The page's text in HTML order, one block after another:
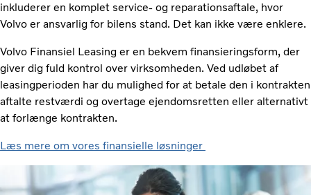
inkluderer en komplet service- og reparationsaftale, hvor
Volvo er ansvarlig for bilens stand. Det kan ikke være enklere.
Volvo Finansiel Leasing er en bekvem finansieringsform, der
giver dig fuld kontrol over virksomheden. Ved udløbet af
leasingperioden har du mulighed for at betale den i kontrakten
aftalte restværdi og overtage ejendomsretten eller alternativt
at forlænge kontrakten.
Læs mere om vores finansielle løsninger